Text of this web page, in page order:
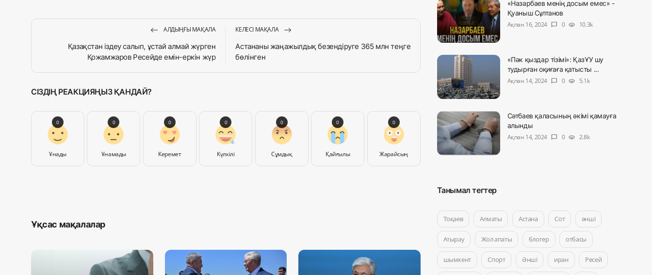
АЛДЫҢҒЫ МАҚАЛА
Қазақстан іздеу салып, ұстай алмай жүрген
Қожамжаров Ресейде емін-еркін жүр
КЕЛЕСІ МАҚАЛА
Астананы жаңажылдық безендіруге 365 млн теңге
бөлінген
СІЗДІҢ РЕАКЦИЯҢЫЗ ҚАНДАЙ?
Ұнады
0
Ұнамады
0
Керемет
0
Күлкілі
0
Сұмдық
0
Қайғылы
0
Жарайсың
0
Ұқсас мақалалар
«Назарбаев менің досым емес» -
Қуаныш Сұлтанов
Ақпан 16, 2024
chat_bubble 0 visibility 10.3k
«Пәк қыздар тізімі»: ҚазҰУ шу
тудырған оқиғаға қатысты ...
Ақпан 14, 2024
chat_bubble 0 visibility 5.1k
Сәтбаев қаласының әкімі қамауға
алынды
Ақпан 14, 2024
chat_bubble 0 visibility 2.8k
Танымал тегтер
Тоқаев Алматы Астана Сот әнші
Атырау Жол апаты блогер отбасы
шымкент Спорт Әнші иран Ресей